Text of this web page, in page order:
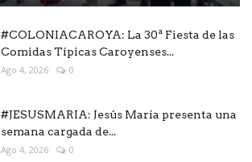
#COLONIACAROYA: La 30ª Fiesta de las
Comidas Típicas Caroyenses...
Ago 4, 2026 0
#JESUSMARIA: Jesús María presenta una
semana cargada de...
Ago 4, 2026 0